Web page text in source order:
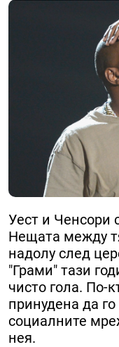
Уест и Ченсори
Нещата между
надолу след
"Грами" тази
чисто гола. По-
принудена да
социалните
нея.